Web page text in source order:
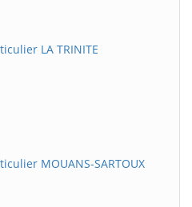
LA TRINITE
MOUANS-SARTOUX